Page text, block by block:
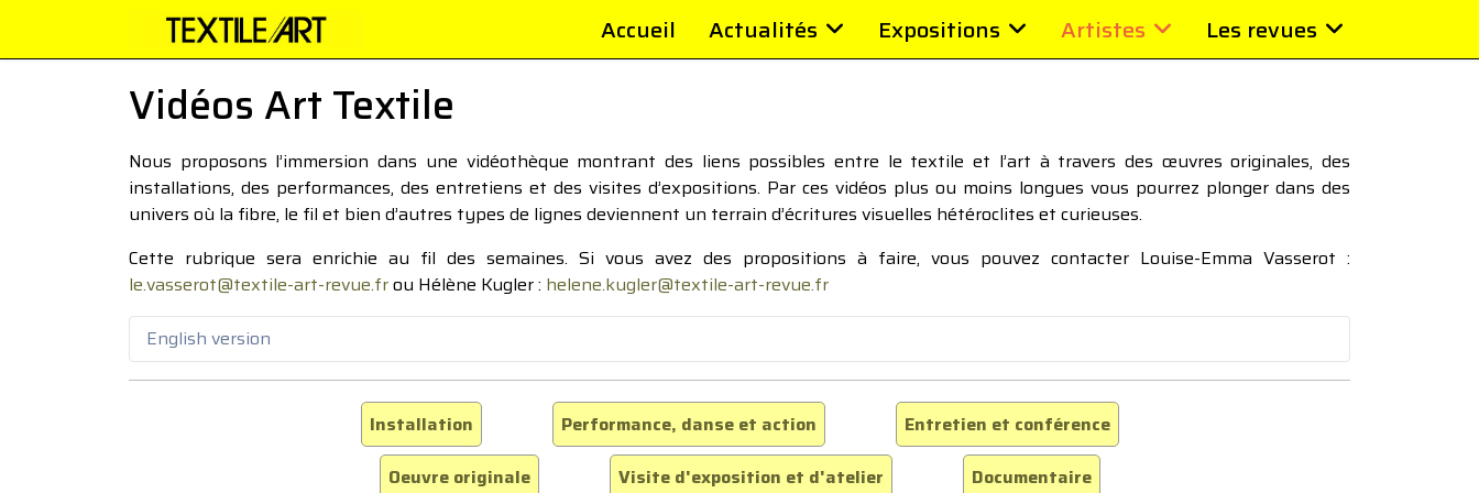
Accueil Actualités Expositions Artistes Les revues
Vidéos Art Textile
Nous proposons l’immersion dans une vidéothèque montrant des liens possibles entre le textile et l’art à travers des œuvres originales, des
installations, des performances, des entretiens et des visites d’expositions. Par ces vidéos plus ou moins longues vous pourrez plonger dans des
univers où la fibre, le fil et bien d’autres types de lignes deviennent un terrain d’écritures visuelles hétéroclites et curieuses.
Cette rubrique sera enrichie au fil des semaines. Si vous avez des propositions à faire, vous pouvez contacter Louise-Emma Vasserot :
le.vasserot@textile-art-revue.frou Hélène Kugler : helene.kugler@textile-art-revue.fr
English version
Installation Performance, danse et action
Entretien et conférence
Oeuvre originale
Visite d'exposition et d'atelier Documentaire